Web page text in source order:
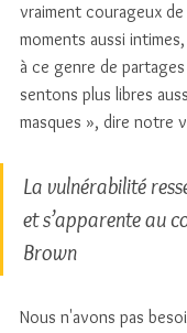
vraiment courageux
moments aussi
à ce genre de
sentons plus libres
masques », dire notre
La vulnérabilité
et s’apparente au
Brown
Nous n'avons pas